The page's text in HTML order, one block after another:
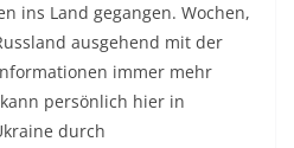
ins Land gegangen. Wochen,
ausgehend mit der
immer mehr
persönlich hier in
durch